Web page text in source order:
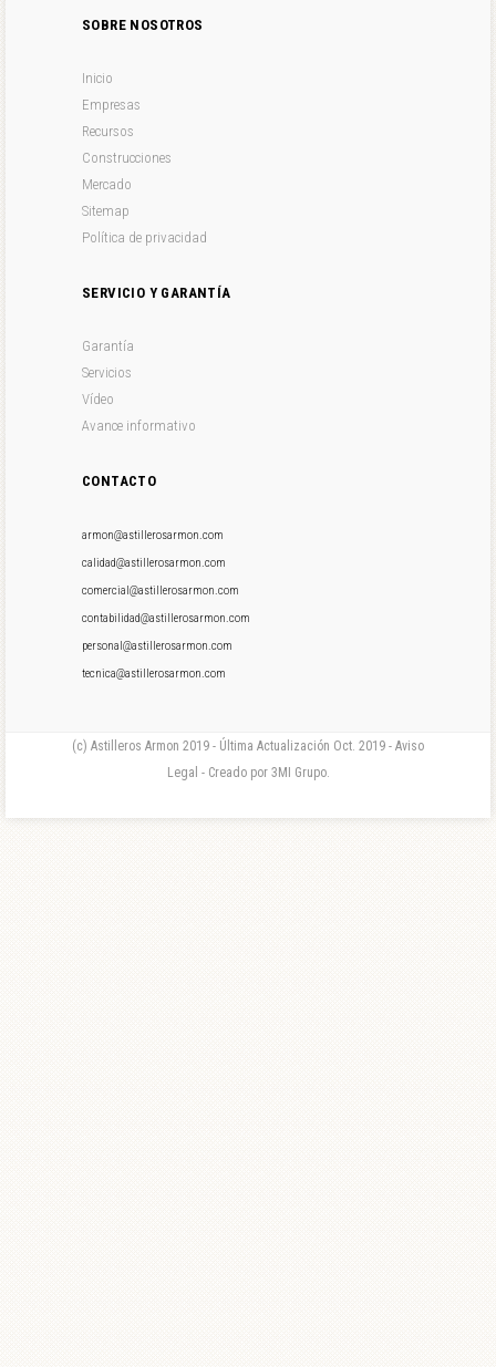
SOBRE NOSOTROS
Inicio
Empresas
Recursos
Construcciones
Mercado
Sitemap
Política de privacidad
SERVICIO Y GARANTÍA
Garantía
Servicios
Vídeo
Avance informativo
CONTACTO
armon@astillerosarmon.com
calidad@astillerosarmon.com
comercial@astillerosarmon.com
contabilidad@astillerosarmon.com
personal@astillerosarmon.com
tecnica@astillerosarmon.com
(c) Astilleros Armon 2019 - Última Actualización Oct. 2019 - Aviso
Legal - Creado por 3MI Grupo.